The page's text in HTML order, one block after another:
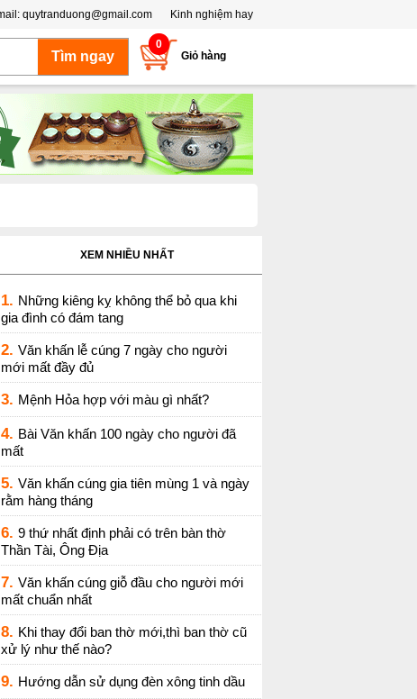
quytranduong@gmail.com Kinh nghiệm hay
0
Giỏ hàng
XEM NHIỀU NHẤT
1. Những kiêng kỵ không thể bỏ qua khi
gia đình có đám tang
2. Văn khấn lễ cúng 7 ngày cho người
mới mất đầy đủ
3. Mệnh Hỏa hợp với màu gì nhất?
4. Bài Văn khấn 100 ngày cho người đã
mất
5. Văn khấn cúng gia tiên mùng 1 và ngày
rằm hàng tháng
6. 9 thứ nhất định phải có trên bàn thờ
Thần Tài, Ông Địa
7. Văn khấn cúng giỗ đầu cho người mới
mất chuẩn nhất
8. Khi thay đổi ban thờ mới,thì ban thờ cũ
xử lý như thế nào?
9. Hướng dẫn sử dụng đèn xông tinh dầu